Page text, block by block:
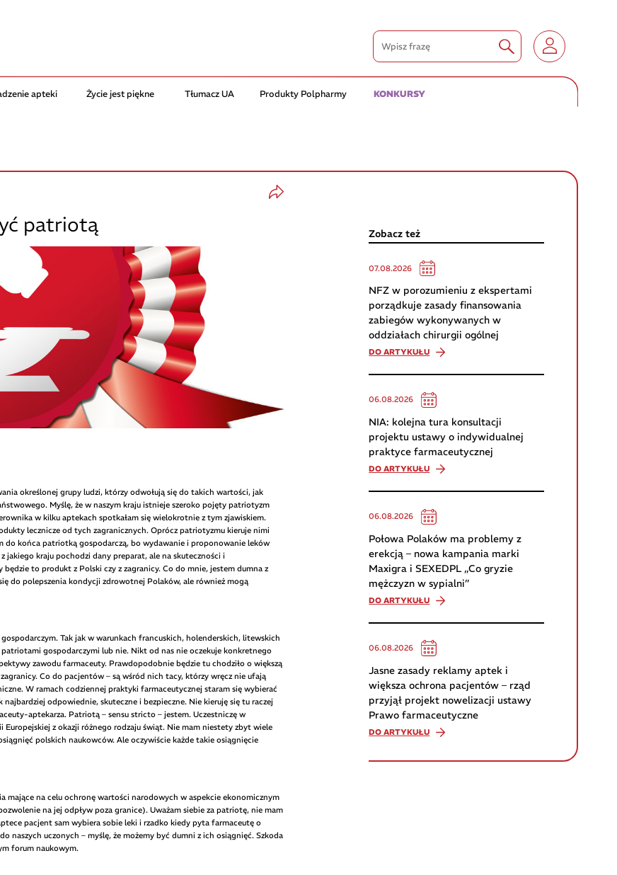
apteki Życie jest piękne Tłumacz UA Produkty Polpharmy KONKURSY
patriotą
określonej grupy ludzi, którzy odwołują się do takich wartości, jak
Myślę, że w naszym kraju istnieje szeroko pojęty patriotyzm
w kilku aptekach spotkałam się wielokrotnie z tym zjawiskiem.
lecznicze od tych zagranicznych. Oprócz patriotyzmu kieruje nimi
do końca patriotką gospodarczą, bo wydawanie i proponowanie leków
kraju pochodzi dany preparat, ale na skuteczności i
to produkt z Polski czy z zagranicy. Co do mnie, jestem dumna z
do polepszenia kondycji zdrowotnej Polaków, ale również mogą
Tak jak w warunkach francuskich, holenderskich, litewskich
gospodarczymi lub nie. Nikt od nas nie oczekuje konkretnego
zawodu farmaceuty. Prawdopodobnie będzie tu chodziło o większą
Co do pacjentów – są wśród nich tacy, którzy wręcz nie ufają
W ramach codziennej praktyki farmaceutycznej staram się wybierać
odpowiednie, skuteczne i bezpieczne. Nie kieruję się tu raczej
aptekarza. Patriotą – sensu stricto – jestem. Uczestniczę w
z okazji różnego rodzaju świąt. Nie mam niestety zbyt wiele
polskich naukowców. Ale oczywiście każde takie osiągnięcie
mające na celu ochronę wartości narodowych w aspekcie ekonomicznym
na jej odpływ poza granice). Uważam siebie za patriotę, nie mam
pacjent sam wybiera sobie leki i rzadko kiedy pyta farmaceutę o
naszych uczonych – myślę, że możemy być dumni z ich osiągnięć. Szkoda
forum naukowym.
Zobacz też
07.08.2026
NFZ w porozumieniu z ekspertami
porządkuje zasady finansowania
zabiegów wykonywanych w
oddziałach chirurgii ogólnej
DO ARTYKUŁU
06.08.2026
NIA: kolejna tura konsultacji
projektu ustawy o indywidualnej
praktyce farmaceutycznej
DO ARTYKUŁU
06.08.2026
Połowa Polaków ma problemy z
erekcją – nowa kampania marki
Maxigra i SEXEDPL „Co gryzie
mężczyzn w sypialni”
DO ARTYKUŁU
06.08.2026
Jasne zasady reklamy aptek i
większa ochrona pacjentów – rząd
przyjął projekt nowelizacji ustawy
Prawo farmaceutyczne
DO ARTYKUŁU